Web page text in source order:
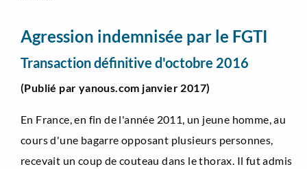
Agression indemnisée par le FGTI
Transaction définitive d'octobre 2016
(Publié par yanous.com janvier 2017)
En France, en fin de l'année 2011, un jeune homme, au
cours d'une bagarre opposant plusieurs personnes,
recevait un coup de couteau dans le thorax. Il fut admis